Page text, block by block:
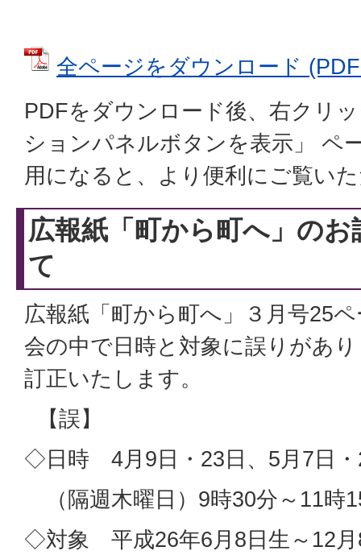
全ページをダウンロード
PDFをダウンロード後、右クリ
ションパネルボタンを表示」 ペ
用になると、より便利にご覧い
広報紙「町から町へ」の
て
広報紙「町から町へ」３月号25
会の中で日時と対象に誤りがあ
訂正いたします。
【誤】
◇日時 4月9日・23日、5月7日・
（隔週木曜日）9時30分～11時
◇対象 平成26年6月8日生～12月